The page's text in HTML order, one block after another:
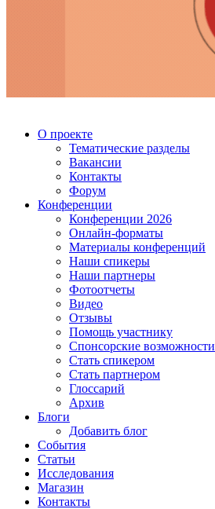
О проекте
Тематические разделы
Вакансии
Контакты
Форум
Конференции
Конференции 2026
Онлайн-форматы
Материалы конференций
Наши спикеры
Наши партнеры
Фотоотчеты
Видео
Отзывы
Помощь участнику
Спонсорские возможности
Стать спикером
Стать партнером
Глоссарий
Архив
Блоги
Добавить блог
События
Статьи
Исследования
Магазин
Контакты